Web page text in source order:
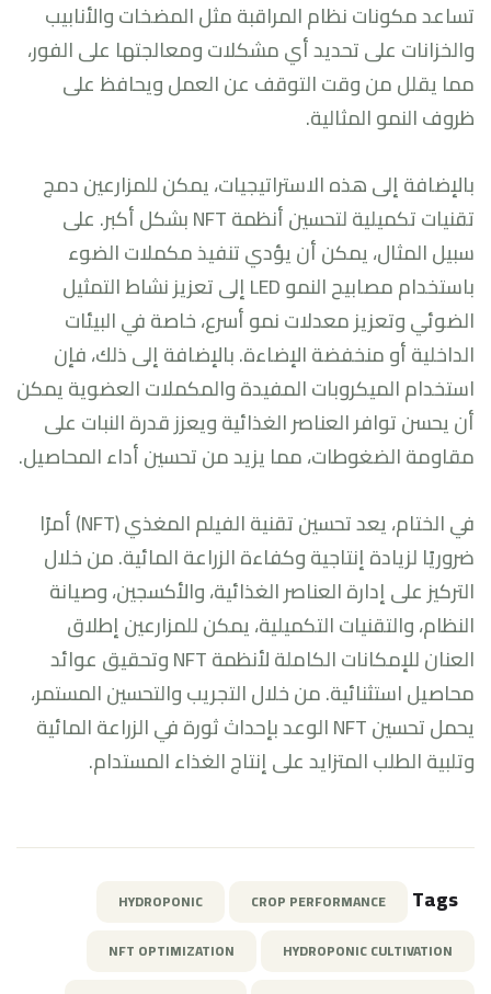
تساعد مكونات نظام المراقبة مثل المضخات والأنابيب
والخزانات على تحديد أي مشكلات ومعالجتها على الفور،
مما يقلل من وقت التوقف عن العمل ويحافظ على
ظروف النمو المثالية.
بالإضافة إلى هذه الاستراتيجيات، يمكن للمزارعين دمج
تقنيات تكميلية لتحسين أنظمة NFT بشكل أكبر. على
سبيل المثال، يمكن أن يؤدي تنفيذ مكملات الضوء
باستخدام مصابيح النمو LED إلى تعزيز نشاط التمثيل
الضوئي وتعزيز معدلات نمو أسرع، خاصة في البيئات
الداخلية أو منخفضة الإضاءة. بالإضافة إلى ذلك، فإن
استخدام الميكروبات المفيدة والمكملات العضوية يمكن
أن يحسن توافر العناصر الغذائية ويعزز قدرة النبات على
مقاومة الضغوطات، مما يزيد من تحسين أداء المحاصيل.
في الختام، يعد تحسين تقنية الفيلم المغذي (NFT) أمرًا
ضروريًا لزيادة إنتاجية وكفاءة الزراعة المائية. من خلال
التركيز على إدارة العناصر الغذائية، والأكسجين، وصيانة
النظام، والتقنيات التكميلية، يمكن للمزارعين إطلاق
العنان للإمكانات الكاملة لأنظمة NFT وتحقيق عوائد
محاصيل استثنائية. من خلال التجريب والتحسين المستمر،
يحمل تحسين NFT الوعد بإحداث ثورة في الزراعة المائية
وتلبية الطلب المتزايد على إنتاج الغذاء المستدام.
Tags
CROP PERFORMANCE
HYDROPONIC
HYDROPONIC CULTIVATION
NFT OPTIMIZATION